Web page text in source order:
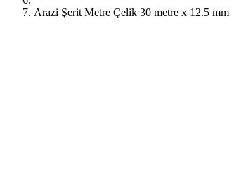
Arazi Şerit Metre Çelik 30 metre x 12.5 mm